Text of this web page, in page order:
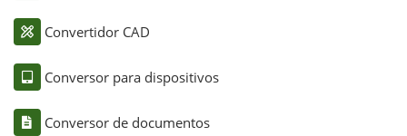
Convertidor CAD
Conversor para dispositivos
Conversor de documentos